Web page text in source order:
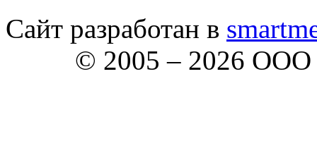
Сайт разработан в
© 2005 – 2026 ООО